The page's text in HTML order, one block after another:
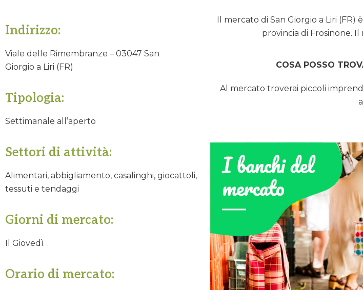
Indirizzo:
Viale delle Rimembranze – 03047 San
Giorgio a Liri (FR)
Tipologia:
Settimanale all’aperto
Settori di attività:
Alimentari, abbigliamento, casalinghi, giocattoli,
tessuti e tendaggi
Giorni di mercato:
Il Giovedì
Orario di mercato:
Il mercato di San Giorgio a Liri
provincia di Frosinone.
COSA POSSO
Al mercato troverai piccoli